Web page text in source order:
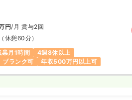
15番出口すぐ
」徒歩3分
」徒歩4分
、通勤にも便利な立地で
円/月 賞与2回
（休憩60分）
業月1時間
4週8休以上
ブランク可 年収500万円以上可